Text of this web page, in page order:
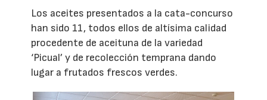
Los aceites presentados a la cata-concurso
han sido 11, todos ellos de altísima calidad
procedente de aceituna de la variedad
‘Picual’ y de recolección temprana dando
lugar a frutados frescos verdes.